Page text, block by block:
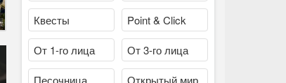
Квесты Point & Click
От 1-го лица От 3-го лица
Песочница Открытый мир